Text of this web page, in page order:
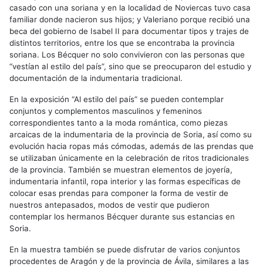
casado con una soriana y en la localidad de Noviercas tuvo casa
familiar donde nacieron sus hijos; y Valeriano porque recibió una
beca del gobierno de Isabel II para documentar tipos y trajes de
distintos territorios, entre los que se encontraba la provincia
soriana. Los Bécquer no solo convivieron con las personas que
“vestían al estilo del país”, sino que se preocuparon del estudio y
documentación de la indumentaria tradicional.
En la exposición “Al estilo del país” se pueden contemplar
conjuntos y complementos masculinos y femeninos
correspondientes tanto a la moda romántica, como piezas
arcaicas de la indumentaria de la provincia de Soria, así como su
evolución hacia ropas más cómodas, además de las prendas que
se utilizaban únicamente en la celebración de ritos tradicionales
de la provincia. También se muestran elementos de joyería,
indumentaria infantil, ropa interior y las formas específicas de
colocar esas prendas para componer la forma de vestir de
nuestros antepasados, modos de vestir que pudieron
contemplar los hermanos Bécquer durante sus estancias en
Soria.
En la muestra también se puede disfrutar de varios conjuntos
procedentes de Aragón y de la provincia de Ávila, similares a las